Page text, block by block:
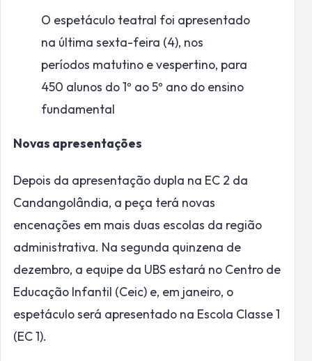
O espetáculo teatral foi apresentado
na última sexta-feira (4), nos
períodos matutino e vespertino, para
450 alunos do 1º ao 5º ano do ensino
fundamental
Novas apresentações
Depois da apresentação dupla na EC 2 da
Candangolândia, a peça terá novas
encenações em mais duas escolas da região
administrativa. Na segunda quinzena de
dezembro, a equipe da UBS estará no Centro de
Educação Infantil (Ceic) e, em janeiro, o
espetáculo será apresentado na Escola Classe 1
(EC 1).